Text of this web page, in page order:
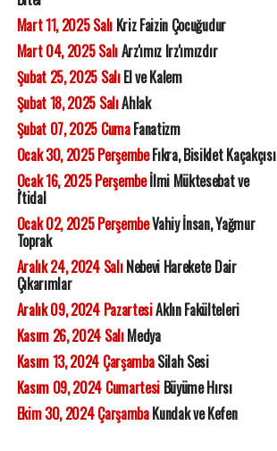
Mart 11, 2025 SalıKriz Faizin Çocuğudur
Mart 04, 2025 SalıArz'ımız Irz'ımızdır
Şubat 25, 2025 SalıEl ve Kalem
Şubat 18, 2025 SalıAhlak
Şubat 07, 2025 CumaFanatizm
Ocak 30, 2025 PerşembeFıkra, Bisiklet Kaçakçısı
Ocak 16, 2025 Perşembeİlmi Müktesebat ve
İ'tidal
Ocak 02, 2025 PerşembeVahiy İnsan, Yağmur
Toprak
Aralık 24, 2024 SalıNebevi Harekete Dair
Çıkarımlar
Aralık 09, 2024 PazartesiAklın Fakülteleri
Kasım 26, 2024 SalıMedya
Kasım 13, 2024 ÇarşambaSilah Sesi
Kasım 09, 2024 CumartesiBüyüme Hırsı
Ekim 30, 2024 ÇarşambaKundak ve Kefen